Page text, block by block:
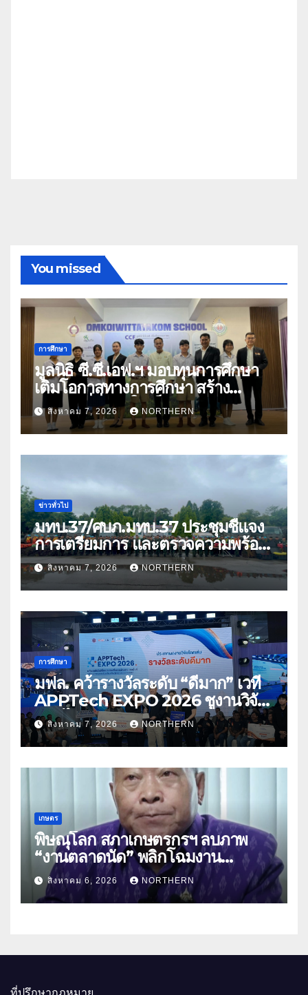
You missed
การศึกษา
มูลนิธิ ซี.ซี.เอฟ.ฯ มอบทุนการศึกษา
เติมโอกาสทางการศึกษา สร้าง
อนาคตที่มั่นคงให้เด็กและเยาวชน
ด้อยโอกาส
สิงหาคม 7, 2026 NORTHERN
ข่าวทั่วไป
มทบ.37/ศบภ.มทบ.37 ประชุมชี้แจง
การเตรียมการ และตรวจความพร้อม
ด้านการบรรเทาสาธารณภัย
สิงหาคม 7, 2026 NORTHERN
การศึกษา
มฟล. คว้ารางวัลระดับ “ดีมาก” เวที
APPTech EXPO 2026 ชูงานวิจัย
สมุนไพร ขับเคลื่อนนวัตกรรมสู่เชิง
พาณิชย์
สิงหาคม 7, 2026 NORTHERN
เกษตร
พิษณุโลก สภาเกษตรกรฯ ลบภาพ
“งานตลาดนัด” พลิกโฉมงาน
“เกษตรรุ่งเรืองเมืองสองแคว 69” มุ่ง
ประโยชน์เกษตรกร ดึงนวัตกรรม-จับ
คู่ธุรกิจดันสินค้าเกษตรสู่สากล (คลิป)
สิงหาคม 6, 2026 NORTHERN